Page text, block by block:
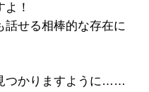
！
話せる相棒的な存在に
つかりますように……